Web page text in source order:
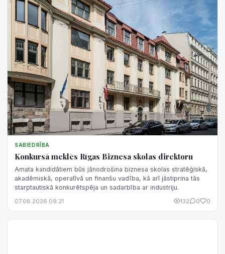
SABIEDRĪBA
Konkursā meklēs Rīgas Biznesa skolas direktoru
Amata kandidātiem būs jānodrošina biznesa skolas stratēģiskā,
akadēmiskā, operatīvā un finanšu vadība, kā arī jāstiprina tās
starptautiskā konkurētspēja un sadarbība ar industriju.
07.08.2026 09:21 132 0 0